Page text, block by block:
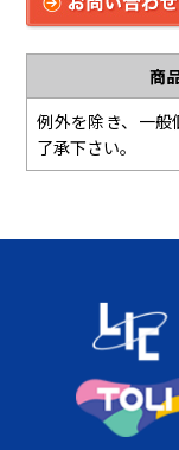
商
例外を除き、一
了承下さい。